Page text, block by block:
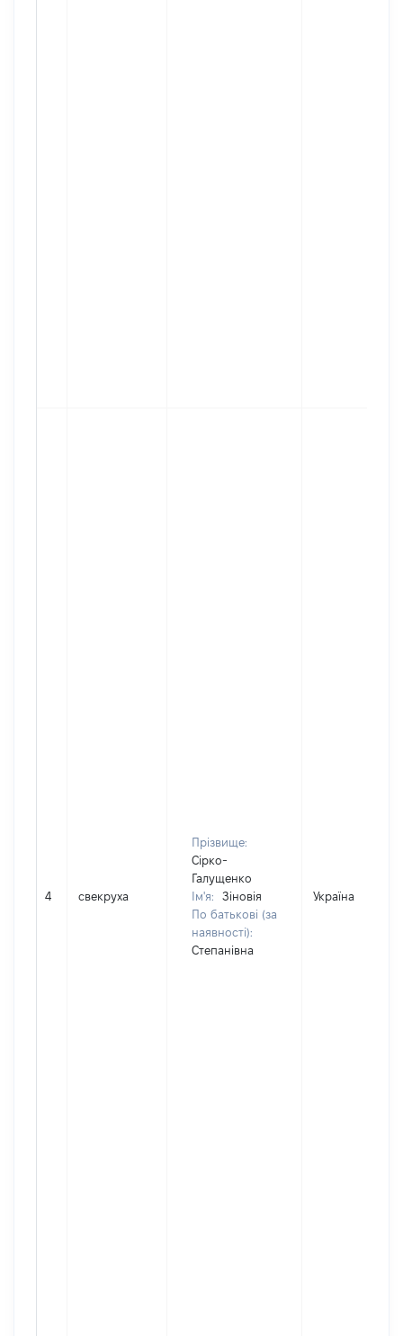
4 свекруха
Прізвище:
Сірко-
Галущенко
Ім'я:
Зіновія
По батькові (за
наявності):
Степанівна
Україна